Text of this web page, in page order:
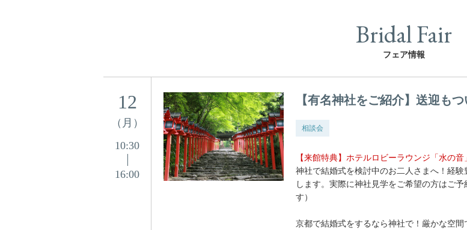
Bridal Fair
フェア情報
12
（月）
10:30
16:00
【有名神社をご紹介】送迎も
相談会
【来館特典】ホテルロビーラウンジ「水の
神社で結婚式を検討中のお二人さまへ！経
します。実際に神社見学をご希望の方はご
す）
京都で結婚式をするなら神社で！厳かな空